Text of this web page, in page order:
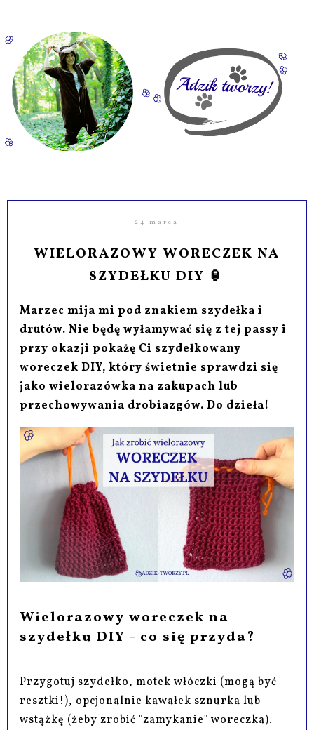
24 marca
WIELORAZOWY WORECZEK NA
SZYDEŁKU DIY 🏮
Marzec mija mi pod znakiem szydełka i
drutów. Nie będę wyłamywać się z tej passy i
przy okazji pokażę Ci szydełkowany
woreczek DIY, który świetnie sprawdzi się
jako wielorazówka na zakupach lub
przechowywania drobiazgów. Do dzieła!
Wielorazowy woreczek na
szydełku DIY - co się przyda?
Przygotuj szydełko, motek włóczki (mogą być
resztki!), opcjonalnie kawałek sznurka lub
wstążkę (żeby zrobić "zamykanie" woreczka).